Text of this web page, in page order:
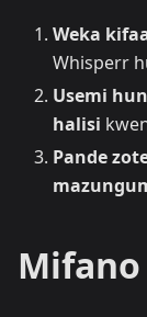
Weka
Whisperr
Usemi
halisi
Pande